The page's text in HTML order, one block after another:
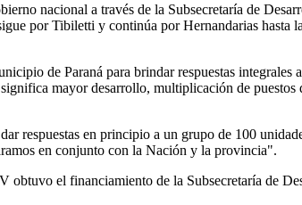
nacional a través de la Subsecretaría de
por Tibiletti y continúa por Hernandarias hasta
de Paraná para brindar respuestas integrales
mayor desarrollo, multiplicación de
respuestas en principio a un grupo de 100
en conjunto con la Nación y la provincia".
el financiamiento de la Subsecretaría de